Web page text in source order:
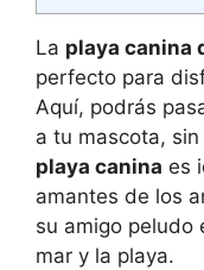
La playa canina
perfecto para
Aquí, podrás
a tu mascota,
playa canina es
amantes de los
su amigo peludo
mar y la playa.